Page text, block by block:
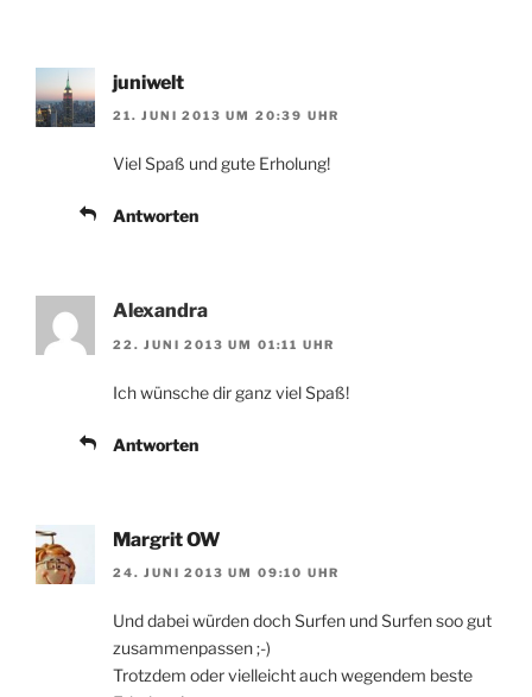
juniwelt
21. JUNI 2013 UM 20:39 UHR
Viel Spaß und gute Erholung!
Antworten
Alexandra
22. JUNI 2013 UM 01:11 UHR
Ich wünsche dir ganz viel Spaß!
Antworten
Margrit OW
24. JUNI 2013 UM 09:10 UHR
Und dabei würden doch Surfen und Surfen soo gut
zusammenpassen ;-)
Trotzdem oder vielleicht auch wegendem beste